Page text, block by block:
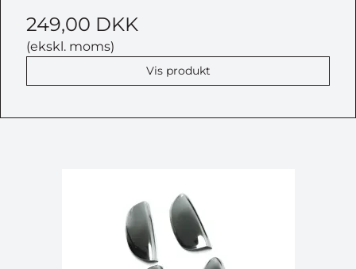
249,00 DKK
(ekskl. moms)
Vis produkt